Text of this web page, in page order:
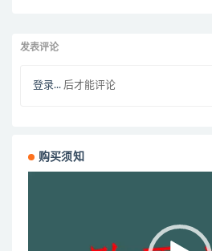
发表评论
登录... 后才能评论
购买须知